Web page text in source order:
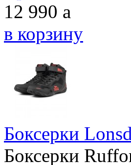
12 990 a
в корзину
Боксерки
Боксерки